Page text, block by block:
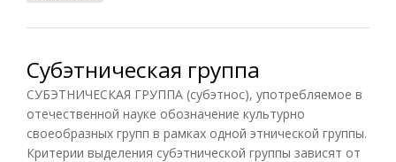
Субэтническая группа
СУБЭТНИЧЕСКАЯ ГРУППА (субэтнос), употребляемое в
отечественной науке обозначение культурно
своеобразных групп в рамках одной этнической группы.
Критерии выделения субэтнической группы зависят от